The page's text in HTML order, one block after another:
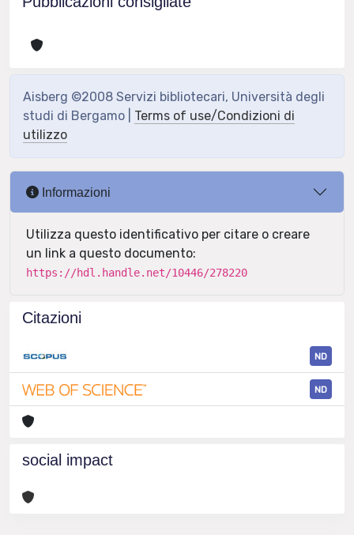
Aisberg ©2008 Servizi bibliotecari, Università degli
studi di Bergamo | Terms of use/Condizioni di
utilizzo
Informazioni
Utilizza questo identificativo per citare o creare
un link a questo documento:
https://hdl.handle.net/10446/278220
Citazioni
ND
ND
social impact